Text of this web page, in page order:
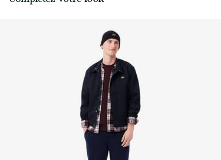
Repassage basse température maximum 110
Pas de nettoyage à sec
Séchage à plat après essorage